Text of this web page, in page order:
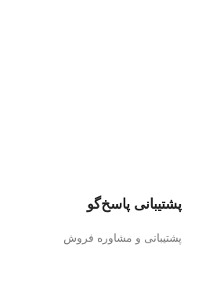
پشتیبانی پاسخ‌گو
پشتیبانی و مشاوره فروش